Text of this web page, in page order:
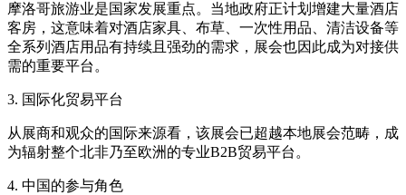
摩洛哥旅游业是国家发展重点。当地政府正计划增建大量酒店
客房，这意味着对酒店家具、布草、一次性用品、清洁设备等
全系列酒店用品有持续且强劲的需求，展会也因此成为对接供
需的重要平台。
3. 国际化贸易平台
从展商和观众的国际来源看，该展会已超越本地展会范畴，成
为辐射整个北非乃至欧洲的专业B2B贸易平台。
4. 中国的参与角色